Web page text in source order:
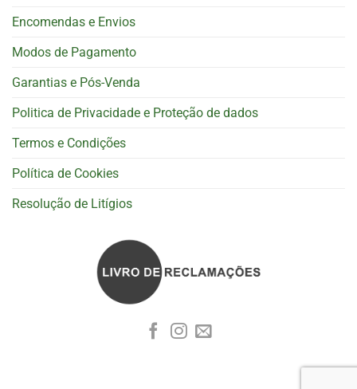
Encomendas e Envios
Modos de Pagamento
Garantias e Pós-Venda
Politica de Privacidade e Proteção de dados
Termos e Condições
Política de Cookies
Resolução de Litígios